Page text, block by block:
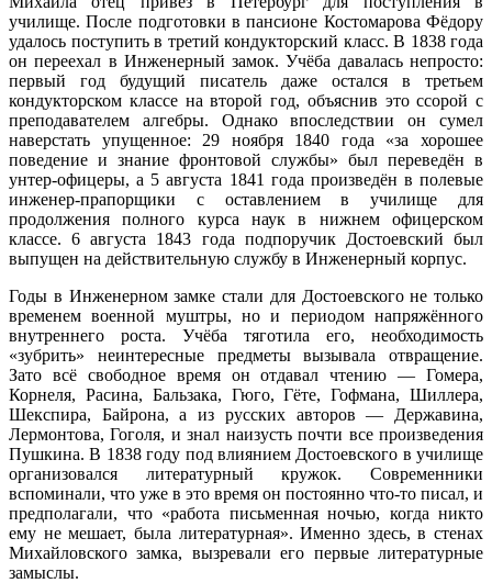
училище. После подготовки в пансионе Костомарова Фёдору
удалось поступить в третий кондукторский класс. В 1838 года
он переехал в Инженерный замок. Учёба давалась непросто:
первый год будущий писатель даже остался в третьем
кондукторском классе на второй год, объяснив это ссорой с
преподавателем алгебры. Однако впоследствии он сумел
наверстать упущенное: 29 ноября 1840 года «за хорошее
поведение и знание фронтовой службы» был переведён в
унтер-офицеры, а 5 августа 1841 года произведён в полевые
инженер-прапорщики с оставлением в училище для
продолжения полного курса наук в нижнем офицерском
классе. 6 августа 1843 года подпоручик Достоевский был
выпущен на действительную службу в Инженерный корпус.
Годы в Инженерном замке стали для Достоевского не только
временем военной муштры, но и периодом напряжённого
внутреннего роста. Учёба тяготила его, необходимость
«зубрить» неинтересные предметы вызывала отвращение.
Зато всё свободное время он отдавал чтению — Гомера,
Корнеля, Расина, Бальзака, Гюго, Гёте, Гофмана, Шиллера,
Шекспира, Байрона, а из русских авторов — Державина,
Лермонтова, Гоголя, и знал наизусть почти все произведения
Пушкина. В 1838 году под влиянием Достоевского в училище
организовался литературный кружок. Современники
вспоминали, что уже в это время он постоянно что-то писал, и
предполагали, что «работа письменная ночью, когда никто
ему не мешает, была литературная». Именно здесь, в стенах
Михайловского замка, вызревали его первые литературные
замыслы.